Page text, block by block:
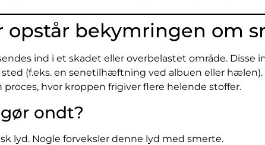
opstår bekymringen om
ind i et skadet eller overbelastet område. Disse
(f.eks. en senetilhæftning ved albuen eller
hvor kroppen frigiver flere helende stoffer.
ondt?
lyd. Nogle forveksler denne lyd med smerte.